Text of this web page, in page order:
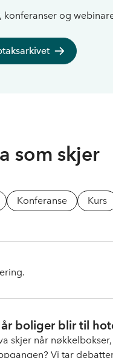
konferanser og
som skjer
Konferanse Kurs
boliger blir til
skjer når
Vi tar